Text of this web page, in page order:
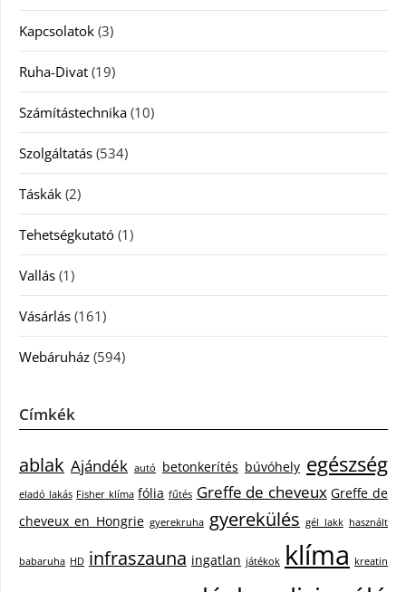
Kapcsolatok (3)
Ruha-Divat (19)
Számítástechnika (10)
Szolgáltatás (534)
Táskák (2)
Tehetségkutató (1)
Vallás (1)
Vásárlás (161)
Webáruház (594)
Címkék
ablak Ajándék autó betonkerítés búvóhely egészség
eladó lakás Fisher klíma fólia fűtés Greffe de cheveux Greffe de
cheveux en Hongrie gyerekruha gyerekülés gél lakk használt
babaruha HD infraszauna ingatlan játékok klíma kreatin